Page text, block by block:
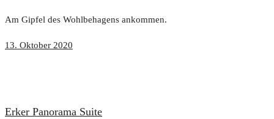
Am Gipfel des Wohlbehagens ankommen.
13. Oktober 2020
Erker Panorama Suite